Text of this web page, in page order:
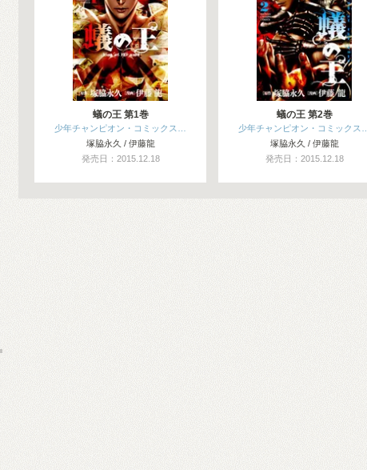
蟻の王 第1巻
少年チャンピオン・コミックス…
塚脇永久 / 伊藤龍
発売日：2015.12.18
蟻の王 第2巻
少年チャンピオン・コミックス…
塚脇永久 / 伊藤龍
発売日：2015.12.18